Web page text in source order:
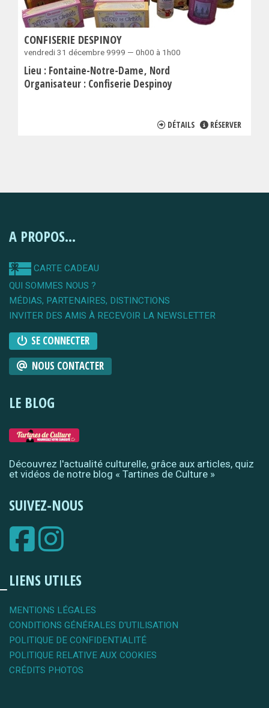
CONFISERIE DESPINOY
vendredi 31 décembre 9999 — 0h00 à 1h00
Lieu : Fontaine-Notre-Dame Nord
Organisateur : Confiserie Despinoy
DÉTAILS RÉSERVER
A PROPOS...
CARTE CADEAU
QUI SOMMES NOUS ?
MÉDIAS, PARTENAIRES, DISTINCTIONS
INVITER DES AMIS À RECEVOIR LA NEWSLETTER
SE CONNECTER
NOUS CONTACTER
LE BLOG
Découvrez l'actualité culturelle, grâce aux articles, quiz
et vidéos de notre blog « Tartines de Culture »
SUIVEZ-NOUS
LIENS UTILES
MENTIONS LÉGALES
CONDITIONS GÉNÉRALES D'UTILISATION
POLITIQUE DE CONFIDENTIALITÉ
POLITIQUE RELATIVE AUX COOKIES
CRÉDITS PHOTOS